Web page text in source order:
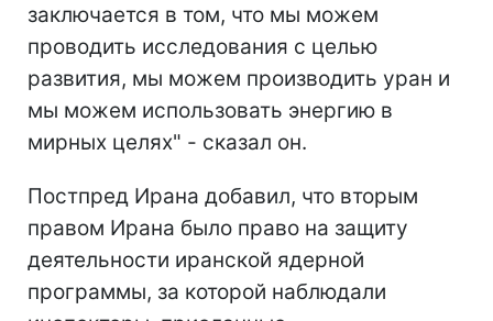
заключается в том, что мы можем
проводить исследования с целью
развития, мы можем производить уран и
мы можем использовать энергию в
мирных целях" - сказал он.
Постпред Ирана добавил, что вторым
правом Ирана было право на защиту
деятельности иранской ядерной
программы, за которой наблюдали